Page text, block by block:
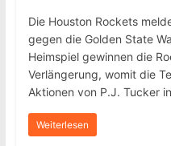
Die Houston Rockets
gegen die Golden State
Heimspiel gewinnen die
Verlängerung, womit die
Aktionen von P.J. Tucker
Weiterlesen